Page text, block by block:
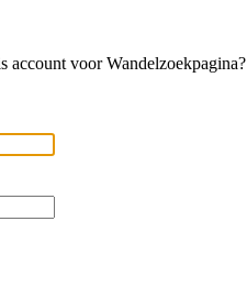
account voor Wandelzoekpagina?